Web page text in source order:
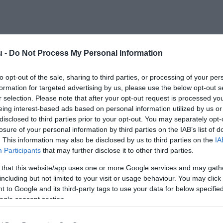
- Do Not Process My Personal Information
opt-out of the sale, sharing to third parties, or processing of your
for targeted advertising by us, please use the below opt-out
selection. Please note that after your opt-out request is processed
interest-based ads based on personal information utilized by us
to third parties prior to your opt-out. You may separately
of your personal information by third parties on the IAB’s list of
This information may also be disclosed by us to third parties on the
Participants that may further disclose it to other third parties.
that this website/app uses one or more Google services and may
but not limited to your visit or usage behaviour. You may
to Google and its third-party tags to use your data for below
consent section.
Mutass többet
több funkcióval várjuk vendégeinket.
házias menüvel, emellett állandó kínálatunkban
rántott szelettel, rántott sajttal, cézár salátával és
várjuk vendégeinket. Mindezek mellett hetente változó
ételek, saláták, roston sült ételek, sajtok, töltött húsok,
Minden nap helyben sütött pogácsát, rétest, házi sütésű